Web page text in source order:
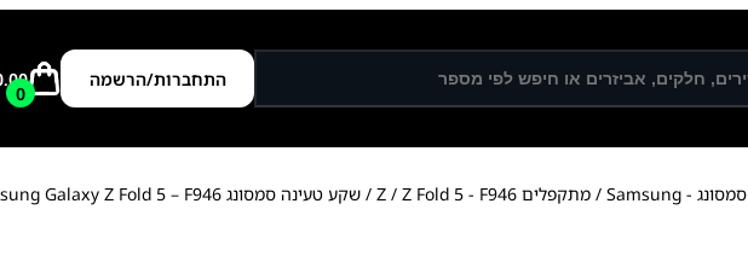
התחברות/הרשמה
0
סמסונג - Samsung / מתקפלים Z / Z Fold 5 - F946 / שקע טעינה סמסונג Samsung Galaxy Z Fold 5 – F946